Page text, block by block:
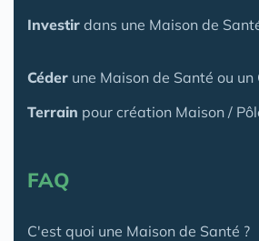
Investir dans une Maison de
Céder une Maison de Santé ou un
Terrain pour création Maison /
FAQ
C'est quoi une Maison de Santé ?